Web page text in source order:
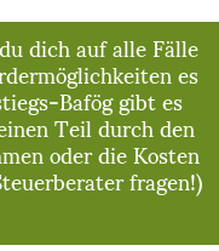
dich auf alle Fälle
es
Bafög gibt es
Teil durch den
oder die Kosten
fragen!)